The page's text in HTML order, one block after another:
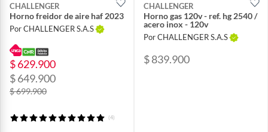
CHALLENGER
Horno freidor de aire haf 2023
Por CHALLENGER S.A.S
$ 629.900
$ 649.900
$ 699.900
(4)
CHALLENGER
Horno gas 120v - ref. hg 2540 /
acero inox - 120v
Por CHALLENGER S.A.S
$ 839.900